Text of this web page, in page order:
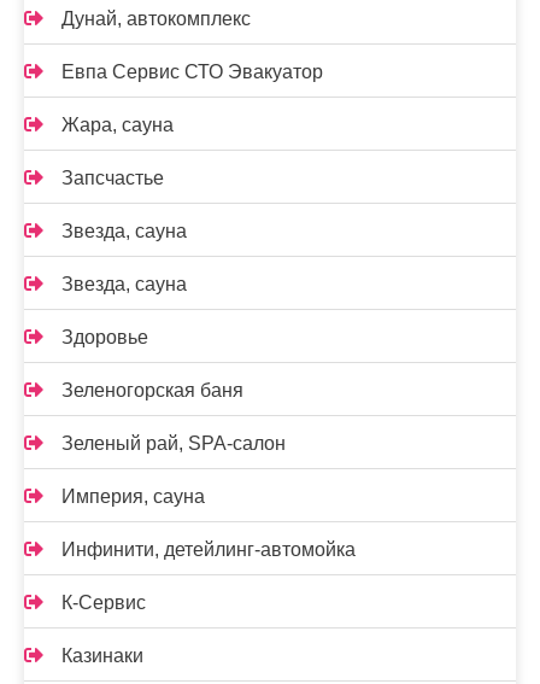
Дунай, автокомплекс
Евпа Сервис СТО Эвакуатор
Жара, сауна
Запсчастье
Звезда, сауна
Звезда, сауна
Здоровье
Зеленогорская баня
Зеленый рай, SPA-салон
Империя, сауна
Инфинити, детейлинг-автомойка
К-Сервис
Казинаки